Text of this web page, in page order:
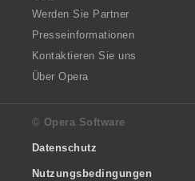
Werden Sie Partner
Presseinformationen
Kontaktieren Sie uns
Über Opera
© Opera Software
Datenschutz
Nutzungsbedingungen